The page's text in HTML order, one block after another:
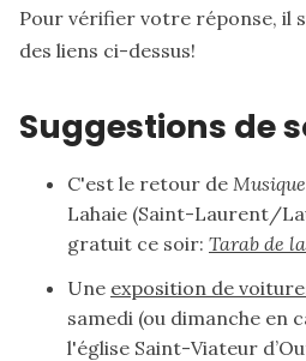
Pour vérifier votre réponse, il
des liens ci-dessus!
Suggestions de
C'est le retour de
Lahaie (Saint-Laurent/
gratuit ce soir: Tarab de
Une exposition de
samedi (ou dimanche en
l'église Saint-Viateur